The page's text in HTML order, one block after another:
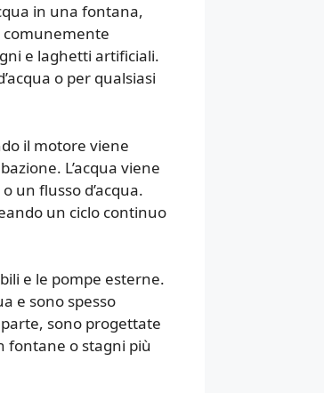
in una fontana,
comunemente
e laghetti artificiali.
o per qualsiasi
il motore viene
L’acqua viene
un flusso d’acqua.
un ciclo continuo
e le pompe esterne.
e sono spesso
sono progettate
fontane o stagni più